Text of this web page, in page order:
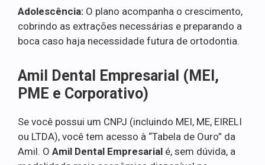
Adolescência: O plano acompanha o crescimento,
cobrindo as extrações necessárias e preparando a
boca caso haja necessidade futura de ortodontia.
Amil Dental Empresarial (MEI,
PME e Corporativo)
Se você possui um CNPJ (incluindo MEI, ME, EIRELI
ou LTDA), você tem acesso à “Tabela de Ouro” da
Amil. O Amil Dental Empresarial é, sem dúvida, a